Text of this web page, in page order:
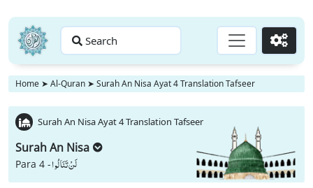
Search Go
Home ➤ Al-Quran ➤ Surah An Nisa Ayat 4 Translation Tafseer
Surah An Nisa Ayat 4 Translation Tafseer
Surah An Nisa
Para 4 -لَنْ تَنَالُوا